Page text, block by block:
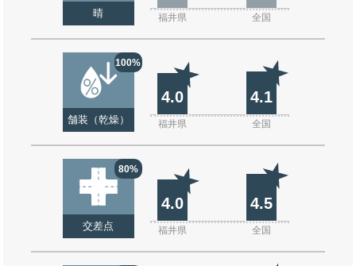
晴 福井県 全国
100%
舗装（乾燥）
4.0 4.1
福井県 全国
80%
交差点
4.0 4.5
福井県 全国